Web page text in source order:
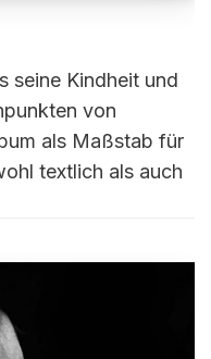
seine Kindheit und
von
als Maßstab für
textlich als auch